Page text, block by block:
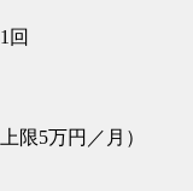
回
限5万円／月）